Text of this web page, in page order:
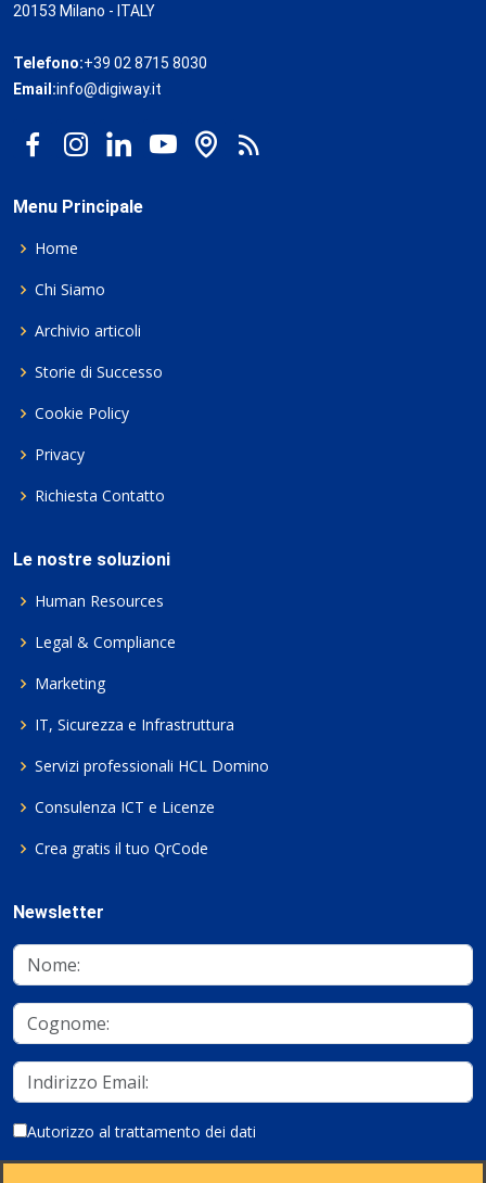
20153 Milano - ITALY
Telefono:+39 02 8715 8030
Email:info@digiway.it
Menu Principale
Home
Chi Siamo
Archivio articoli
Storie di Successo
Cookie Policy
Privacy
Richiesta Contatto
Le nostre soluzioni
Human Resources
Legal & Compliance
Marketing
IT, Sicurezza e Infrastruttura
Servizi professionali HCL Domino
Consulenza ICT e Licenze
Crea gratis il tuo QrCode
Newsletter
Autorizzo al trattamento dei dati